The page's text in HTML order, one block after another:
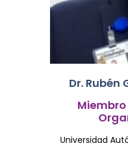
Dr. Rubén
Universidad